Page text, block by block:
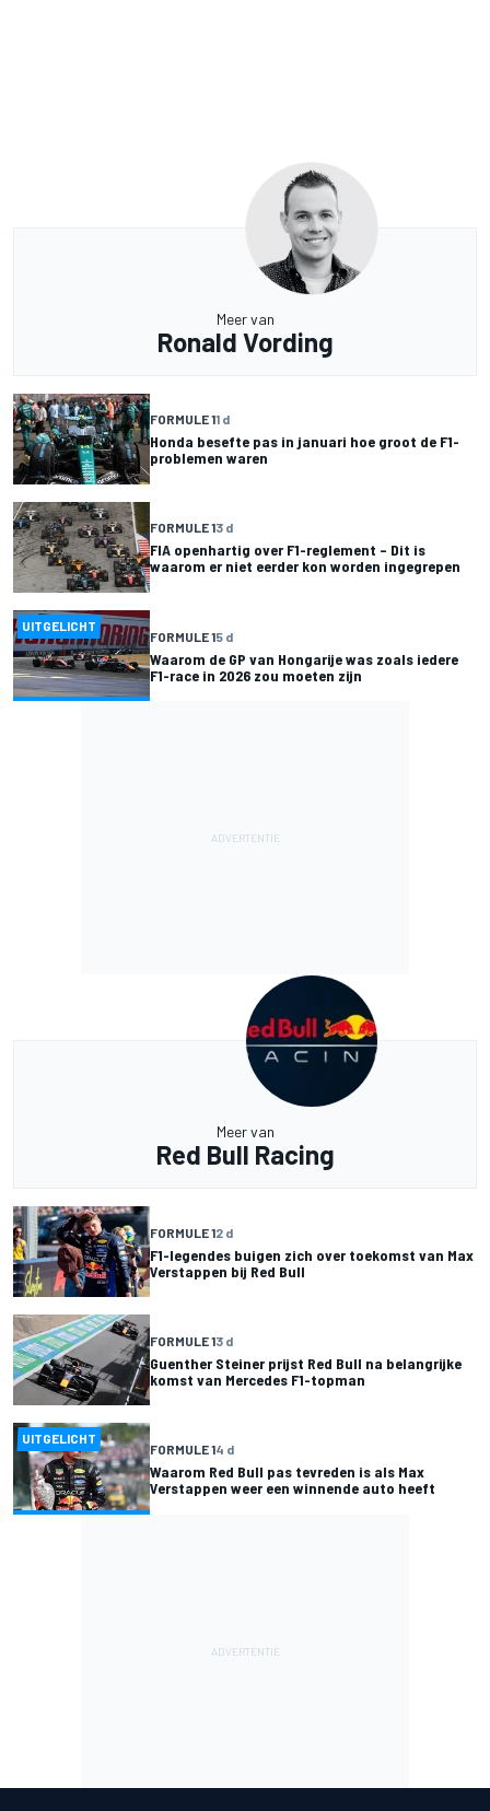
Meer van
Ronald Vording
FORMULE 11 d
Honda besefte pas in januari hoe groot de F1-
problemen waren
FORMULE 13 d
FIA openhartig over F1-reglement – Dit is
waarom er niet eerder kon worden ingegrepen
UITGELICHT
FORMULE 15 d
Waarom de GP van Hongarije was zoals iedere
F1-race in 2026 zou moeten zijn
Meer van
Red Bull Racing
FORMULE 12 d
F1-legendes buigen zich over toekomst van Max
Verstappen bij Red Bull
FORMULE 13 d
Guenther Steiner prijst Red Bull na belangrijke
komst van Mercedes F1-topman
UITGELICHT
FORMULE 14 d
Waarom Red Bull pas tevreden is als Max
Verstappen weer een winnende auto heeft